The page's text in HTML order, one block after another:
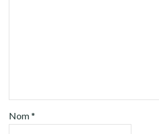
Nom*